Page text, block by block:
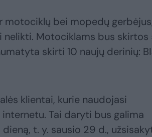
motociklų bei mopedų
nelikti. Motociklams bus skirtos
skirti 10 naujų derinių:
klientai, kurie naudojasi
Tai daryti bus galima
t. y. sausio 29 d.,